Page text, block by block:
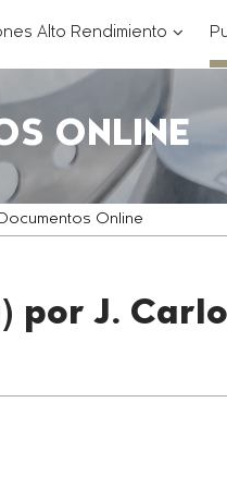
Alto Rendimiento ???
ONLINE
Online
por J.